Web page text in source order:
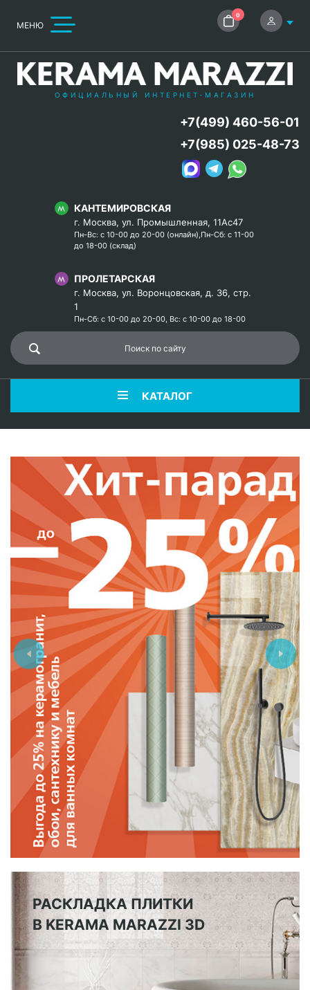
МЕНЮ
0
ОФИЦИАЛЬНЫЙ ИНТЕРНЕТ-МАГАЗИН
КАНТЕМИРОВСКАЯ
г. Москва, ул. Промышленная, 11Ас47
Пн-Вс: с 10-00 до 20-00 (онлайн),Пн-Сб: с 11-00
до 18-00 (склад)
ПРОЛЕТАРСКАЯ
г. Москва, ул. Воронцовская, д. 36, стр.
1
Пн-Сб: с 10-00 до 20-00, Вс: с 10-00 до 18-00
+7(499) 460-56-01
+7(985) 025-48-73
КАТАЛОГ
РАСКЛАДКА ПЛИТКИ
В KERAMA MARAZZI 3D